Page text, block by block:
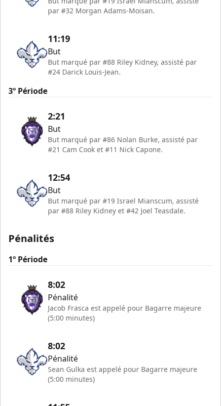
par #32 Morgan Adams-Moisan.
11:19
But
But marqué par #88 Riley Kidney, assisté par
#24 Darick Louis-Jean.
3º Période
2:21
But
But marqué par #86 Nolan Burke, assisté par
#21 Cam Cook et #11 Nick Capone.
12:54
But
But marqué par #19 Israel Mianscum, assisté
par #88 Riley Kidney et #42 Joel Teasdale.
Pénalités
1º Période
8:02
Pénalité
Jacob Frasca est appelé pour Bagarre majeure
(5:00 minutes)
8:02
Pénalité
Sean Gulka est appelé pour Bagarre majeure
(5:00 minutes)